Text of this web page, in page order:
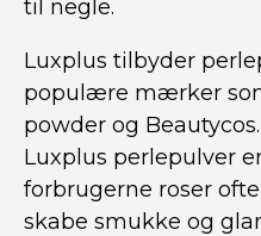
til negle.
Luxplus tilbyder
populære mærker
powder og
Luxplus perlepulver
forbrugerne roser
skabe smukke og